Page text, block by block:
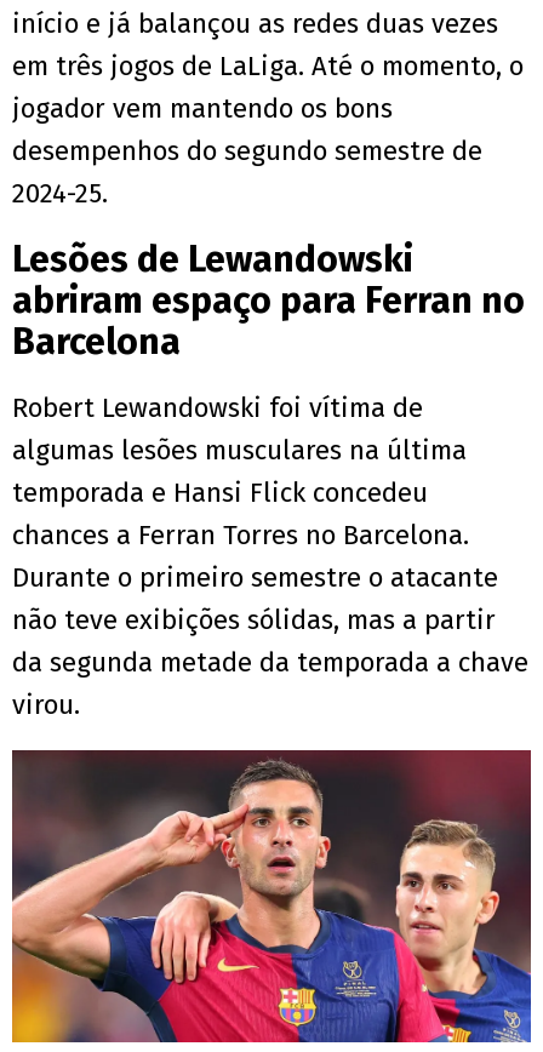
início e já balançou as redes duas vezes
em três jogos de LaLiga. Até o momento, o
jogador vem mantendo os bons
desempenhos do segundo semestre de
2024-25.
Lesões de Lewandowski
abriram espaço para Ferran no
Barcelona
Robert Lewandowski foi vítima de
algumas lesões musculares na última
temporada e Hansi Flick concedeu
chances a Ferran Torres no Barcelona.
Durante o primeiro semestre o atacante
não teve exibições sólidas, mas a partir
da segunda metade da temporada a chave
virou.